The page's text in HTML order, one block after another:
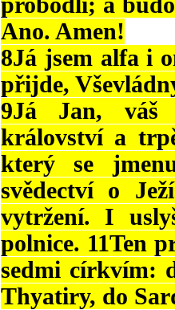
Ano. Amen!
8Já jsem alfa i
přijde,
9Já Jan, váš
království a
který se
svědectví o
vytržení. I
polnice. 11Ten
sedmi církvím:
Thyatiry, do